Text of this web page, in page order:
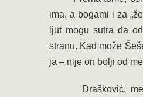
ima, a bogami i za
ljut mogu sutra da
stranu. Kad može
ja – nije on bolji od
Drašković,